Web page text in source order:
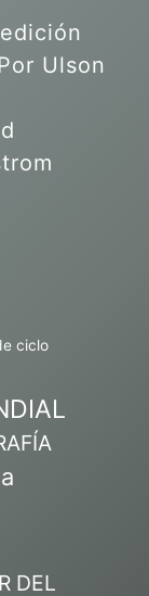
Ulson
ciclo
DEL